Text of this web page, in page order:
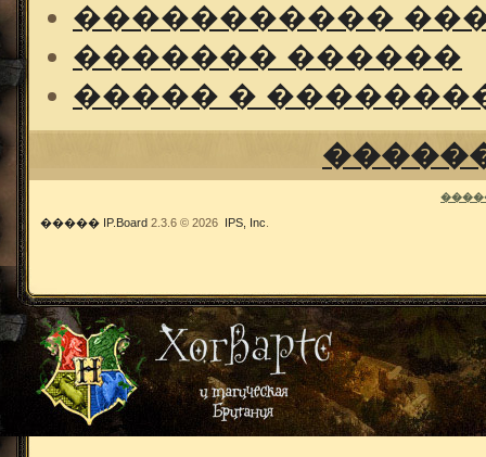
�����������
������� ������
����� �
����� IP.Board 2.3.6 © 2026 IPS, Inc